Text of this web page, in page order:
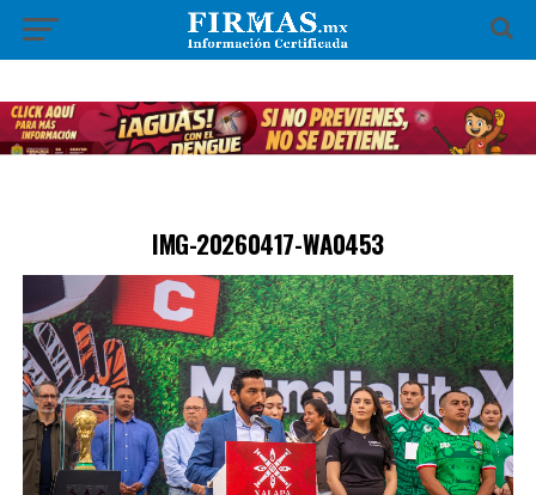
IMG-20260417-WA0453